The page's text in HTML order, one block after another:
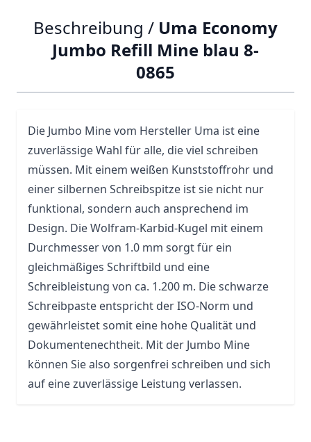
Beschreibung / Uma Economy
Jumbo Refill Mine blau 8-
0865
Die Jumbo Mine vom Hersteller Uma ist eine
zuverlässige Wahl für alle, die viel schreiben
müssen. Mit einem weißen Kunststoffrohr und
einer silbernen Schreibspitze ist sie nicht nur
funktional, sondern auch ansprechend im
Design. Die Wolfram-Karbid-Kugel mit einem
Durchmesser von 1.0 mm sorgt für ein
gleichmäßiges Schriftbild und eine
Schreibleistung von ca. 1.200 m. Die schwarze
Schreibpaste entspricht der ISO-Norm und
gewährleistet somit eine hohe Qualität und
Dokumentenechtheit. Mit der Jumbo Mine
können Sie also sorgenfrei schreiben und sich
auf eine zuverlässige Leistung verlassen.